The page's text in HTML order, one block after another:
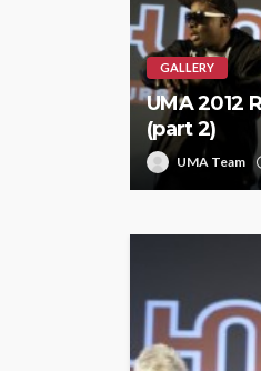
GALLERY
UMA 2012
(part 2)
UMA Team